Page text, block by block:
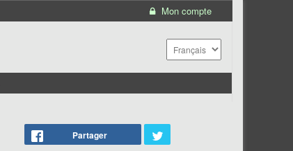
Mon compte
Partager